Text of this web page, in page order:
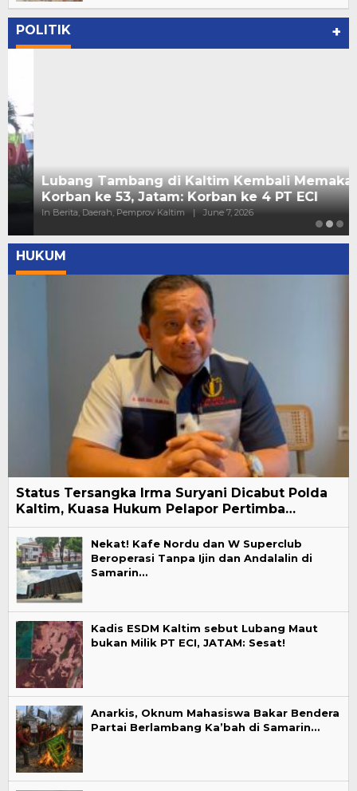
POLITIK +
Lubang Tambang di Kaltim Kembali Memakan
Korban ke 53, Jatam: Korban ke 4 PT ECI
In Berita, Daerah, Pemprov Kaltim | June 7, 2026
HUKUM
Status Tersangka Irma Suryani Dicabut Polda
Kaltim, Kuasa Hukum Pelapor Pertimba…
Nekat! Kafe Nordu dan W Superclub
Beroperasi Tanpa Ijin dan Andalalin di
Samarin…
Kadis ESDM Kaltim sebut Lubang Maut
bukan Milik PT ECI, JATAM: Sesat!
Anarkis, Oknum Mahasiswa Bakar Bendera
Partai Berlambang Ka’bah di Samarin…